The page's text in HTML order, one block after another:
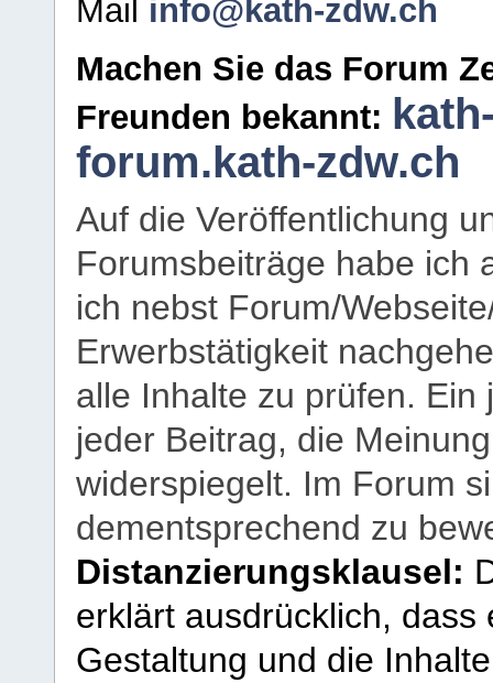
Mail info@kath-zdw.ch
Machen Sie das Forum
Freunden bekannt:
forum.kath-zdw.ch
Auf die Veröffentlichung
Forumsbeiträge habe ich
ich nebst Forum/
Erwerbstätigkeit
alle Inhalte zu prüfen.
jeder Beitrag, die
widerspiegelt. Im Forum
dementsprechend zu
Distanzierungsklausel:
erklärt ausdrücklich,
Gestaltung und die